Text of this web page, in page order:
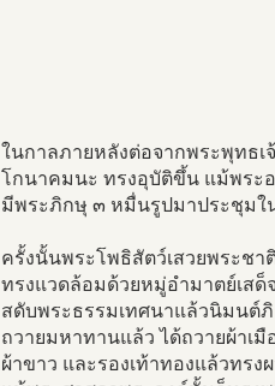
ในกาลภายหลังต่อจากพระพุทธ
โกนาคมนะ ทรงอุบัติขึ้น แม้พระ
มีพระภิกษุ ๓ หมื่นรูปมาประชุมใ
ครั้งนั้นพระโพธิสัตว์เสวยพระช
ทรงแวดล้อมด้วยหมู่อำมาตย์เส
สดับพระธรรมเทศนาแล้วนิมนต์
ถวายมหาทานแล้ว ได้ถวายผ้าเ
ผ้าขาว และรองเท้าทองแล้วทร